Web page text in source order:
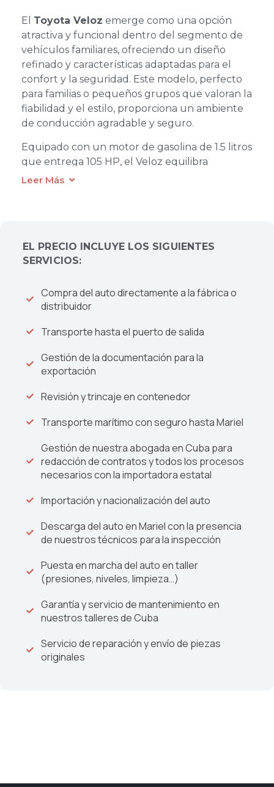
El Toyota Veloz emerge como una opción
atractiva y funcional dentro del segmento de
vehículos familiares, ofreciendo un diseño
refinado y características adaptadas para el
confort y la seguridad. Este modelo, perfecto
para familias o pequeños grupos que valoran la
fiabilidad y el estilo, proporciona un ambiente
de conducción agradable y seguro.
Equipado con un motor de gasolina de 1.5 litros
que entrega 105 HP, el Veloz equilibra
eficientemente la potencia y el consumo de
mayoría de las carreteras.
permite una experiencia de conducción más
relajada y accesible, eliminando las
haciendo más placenteros los desplazamientos
carretera.
notablemente espacioso, ofreciendo suficiente
medidas del vehículo (4475 x 1750 x 1700 mm)
aseguran una cabina cómoda mientras
mantienen dimensiones exteriores manejables,
lo que facilita tanto el estacionamiento como la
opción premiumen su categoría, reflejando
su avanzada tecnología, construcción de alta
del pasajero. Este vehículo es una excelente
elección para aquellos que buscan un
automóvil versátil y fiable, capaz de adaptarse
tanto a las necesidades diarias como a los viajes
Leer Más
EL PRECIO INCLUYE LOS SIGUIENTES
SERVICIOS:
Compra del auto directamente a la fábrica o
distribuidor
Transporte hasta el puerto de salida
Gestión de la documentación para la
exportación
Revisión y trincaje en contenedor
Transporte marítimo con seguro hasta Mariel
Gestión de nuestra abogada en Cuba para
redacción de contratos y todos los procesos
necesarios con la importadora estatal
Importación y nacionalización del auto
Descarga del auto en Mariel con la presencia
de nuestros técnicos para la inspección
Puesta en marcha del auto en taller
(presiones, niveles, limpieza…)
Garantía y servicio de mantenimiento en
nuestros talleres de Cuba
Servicio de reparación y envío de piezas
originales